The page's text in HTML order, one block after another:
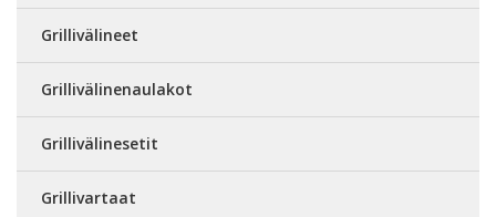
Grillivälineet
Grillivälinenaulakot
Grillivälinesetit
Grillivartaat